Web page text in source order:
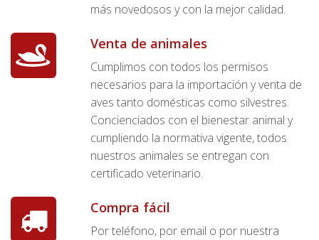
más novedosos y con la mejor calidad.
Venta de animales
Cumplimos con todos los permisos
necesarios para la importación y venta de
aves tanto domésticas como silvestres.
Concienciados con el bienestar animal y
cumpliendo la normativa vigente, todos
nuestros animales se entregan con
certificado veterinario.
Compra fácil
Por teléfono, por email o por nuestra